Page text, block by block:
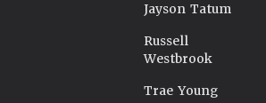
Jayson Tatum
Russell
Westbrook
Trae Young